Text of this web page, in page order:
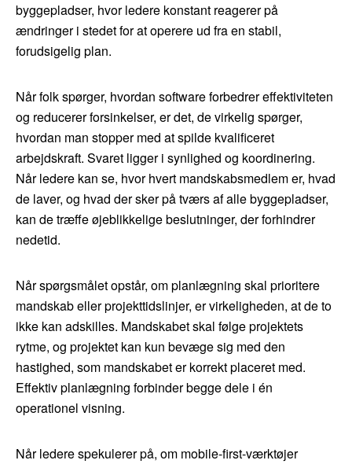
byggepladser, hvor ledere konstant reagerer på
ændringer i stedet for at operere ud fra en stabil,
forudsigelig plan.
Når folk spørger, hvordan software forbedrer effektiviteten
og reducerer forsinkelser, er det, de virkelig spørger,
hvordan man stopper med at spilde kvalificeret
arbejdskraft. Svaret ligger i synlighed og koordinering.
Når ledere kan se, hvor hvert mandskabsmedlem er, hvad
de laver, og hvad der sker på tværs af alle byggepladser,
kan de træffe øjeblikkelige beslutninger, der forhindrer
nedetid.
Når spørgsmålet opstår, om planlægning skal prioritere
mandskab eller projekttidslinjer, er virkeligheden, at de to
ikke kan adskilles. Mandskabet skal følge projektets
rytme, og projektet kan kun bevæge sig med den
hastighed, som mandskabet er korrekt placeret med.
Effektiv planlægning forbinder begge dele i én
operationel visning.
Når ledere spekulerer på, om mobile-first-værktøjer